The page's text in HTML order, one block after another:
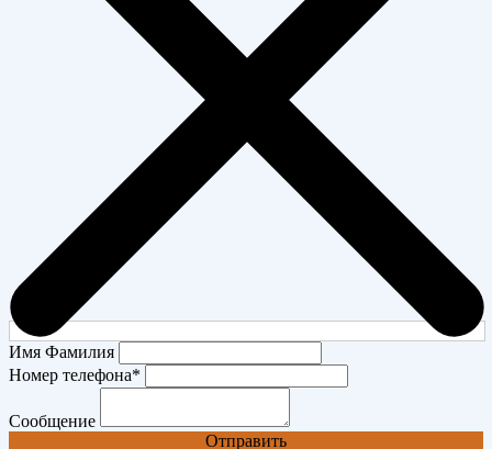
Имя Фамилия
Номер телефона*
Сообщение
Отправить